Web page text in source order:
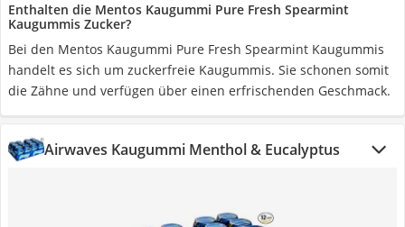
Enthalten die Mentos Kaugummi Pure Fresh Spearmint
Kaugummis Zucker?
Bei den Mentos Kaugummi Pure Fresh Spearmint Kaugummis
handelt es sich um zuckerfreie Kaugummis. Sie schonen somit
die Zähne und verfügen über einen erfrischenden Geschmack.
Airwaves Kaugummi Menthol & Eucalyptus